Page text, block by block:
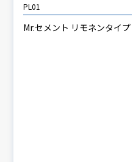
PL01
Mr.セメント リモネンタイプ